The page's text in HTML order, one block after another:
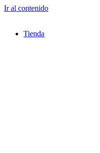
Ir al contenido
Tienda